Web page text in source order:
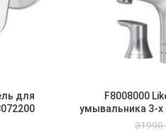
для
В
F8008000
умывальника 3-
31990